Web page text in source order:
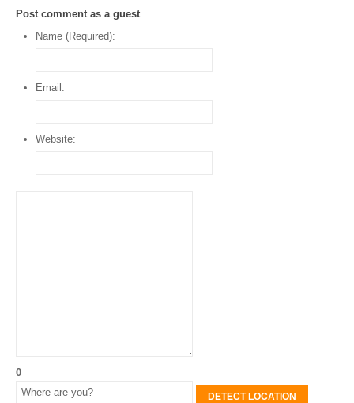
Post comment as a guest
Name (Required):
Email:
Website:
0
DETECT LOCATION